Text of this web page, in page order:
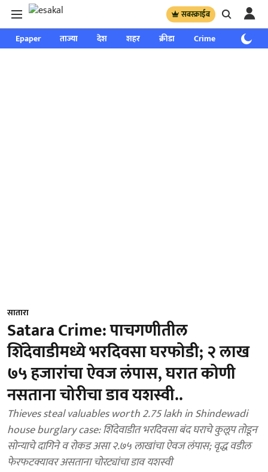
सबस्क्राईब
Epaper ताज्या देश शहर क्रीडा Crime साप्ताहिक
सातारा
Satara Crime: पाचगणीतील
शिंदेवाडीमध्ये भरदिवसा घरफोडी; २ लाख
७५ हजारांचा ऐवज लंपास, घरात कोणी
नसताना चोरीचा डाव यशस्वी..
Thieves steal valuables worth 2.75 lakh in Shindewadi
house burglary case: शिंदेवाडीत भरदिवसा बंद घराचे कुलूप तोडून
सोन्याचे दागिने व रोकड असा २.७५ लाखांचा ऐवज लंपास; वृद्ध वडील
फेरफटक्यावर असताना चोरट्यांचा डाव यशस्वी